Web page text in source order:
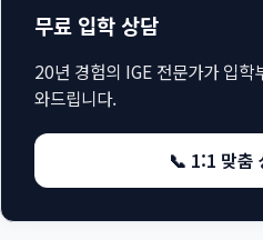
무료 입학 상담
20년 경험의 IGE 전문가가 입학
와드립니다.
📞 1:1 맞춤